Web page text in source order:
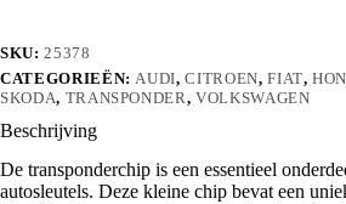
SKU:25378
CATEGORIEËN: AUDI,CITROEN,FIAT,
SKODA, TRANSPONDER,VOLKSWAGEN
Beschrijving
De transponderchip is een essentieel
autosleutels. Deze kleine chip bevat een